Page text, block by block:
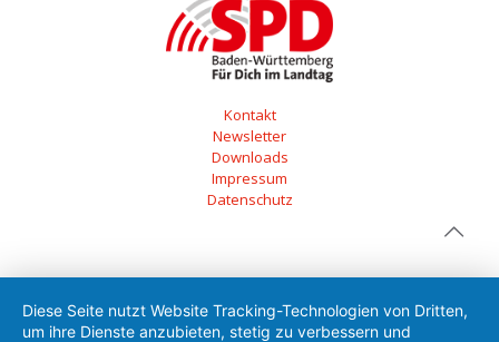
Kontakt
Newsletter
Downloads
Impressum
Datenschutz
Diese Seite nutzt Website Tracking-Technologien von Dritten,
um ihre Dienste anzubieten, stetig zu verbessern und